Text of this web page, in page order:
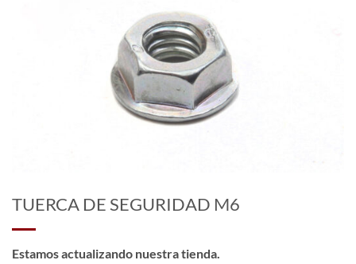
TUERCA DE SEGURIDAD M6
Estamos actualizando nuestra tienda.